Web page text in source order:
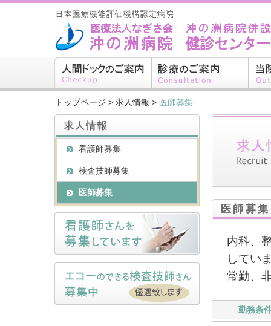
トップページ > 求人情報 > 医師募集
医師募集
内科、
してい
常勤、
勤務条
看護師募集
検査技師募集
医師募集